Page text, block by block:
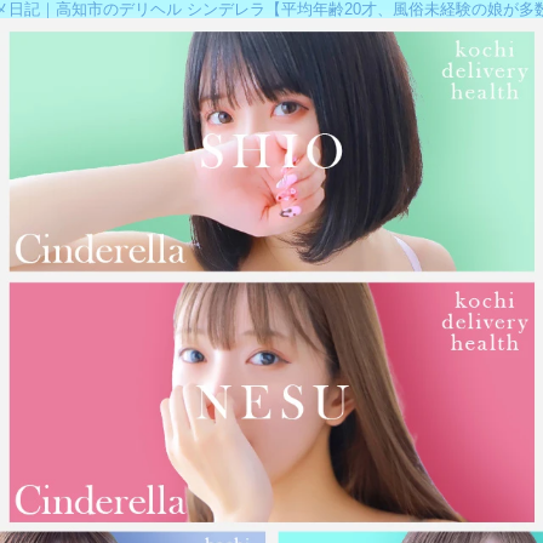
日記｜高知市のデリヘル シンデレラ【平均年齢20才、風俗未経験の娘が多